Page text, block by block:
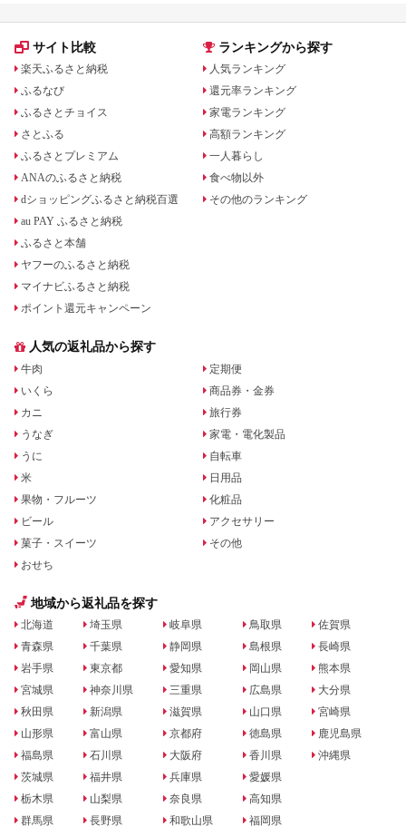
サイト比較
楽天ふるさと納税
ふるなび
ふるさとチョイス
さとふる
ふるさとプレミアム
ANAのふるさと納税
dショッピングふるさと納税百選
au PAY ふるさと納税
ふるさと本舗
ヤフーのふるさと納税
マイナビふるさと納税
ポイント還元キャンペーン
ランキングから探す
人気ランキング
還元率ランキング
家電ランキング
高額ランキング
一人暮らし
食べ物以外
その他のランキング
人気の返礼品から探す
牛肉
いくら
カニ
うなぎ
うに
米
果物・フルーツ
ビール
菓子・スイーツ
おせち
定期便
商品券・金券
旅行券
家電・電化製品
自転車
日用品
化粧品
アクセサリー
その他
地域から返礼品を探す
北海道
青森県
岩手県
宮城県
秋田県
山形県
福島県
茨城県
栃木県
群馬県
埼玉県
千葉県
東京都
神奈川県
新潟県
富山県
石川県
福井県
山梨県
長野県
岐阜県
静岡県
愛知県
三重県
滋賀県
京都府
大阪府
兵庫県
奈良県
和歌山県
鳥取県
島根県
岡山県
広島県
山口県
徳島県
香川県
愛媛県
高知県
福岡県
佐賀県
長崎県
熊本県
大分県
宮崎県
鹿児島県
沖縄県